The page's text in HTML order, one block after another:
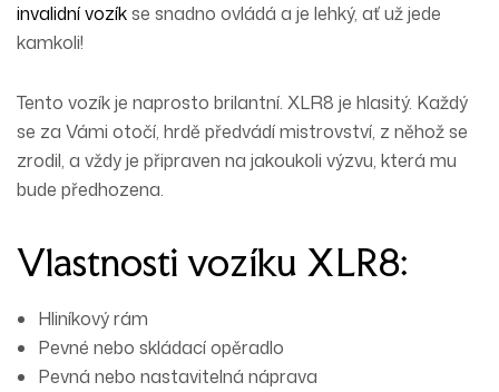
invalidní vozíkse snadno ovládá a je lehký, ať už jede
kamkoli!
Tento vozík je naprosto brilantní. XLR8 je hlasitý. Každý
se za Vámi otočí, hrdě předvádí mistrovství, z něhož se
zrodil, a vždy je připraven na jakoukoli výzvu, která mu
bude předhozena.
Vlastnosti vozíku XLR8:
Hliníkový rám
Pevné nebo skládací opěradlo
Pevná nebo nastavitelná náprava